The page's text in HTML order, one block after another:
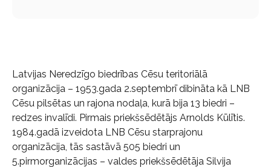
Latvijas Neredzīgo biedrības Cēsu teritoriālā
organizācija – 1953.gada 2.septembrī dibināta kā LNB
Cēsu pilsētas un rajona nodaļa, kurā bija 13 biedri –
redzes invalīdi. Pirmais priekšsēdētājs Arnolds Kūlītis.
1984.gadā izveidota LNB Cēsu starprajonu
organizācija, tās sastāvā 505 biedri un
5.pirmorganizācijas – valdes priekšsēdētāja Silvija